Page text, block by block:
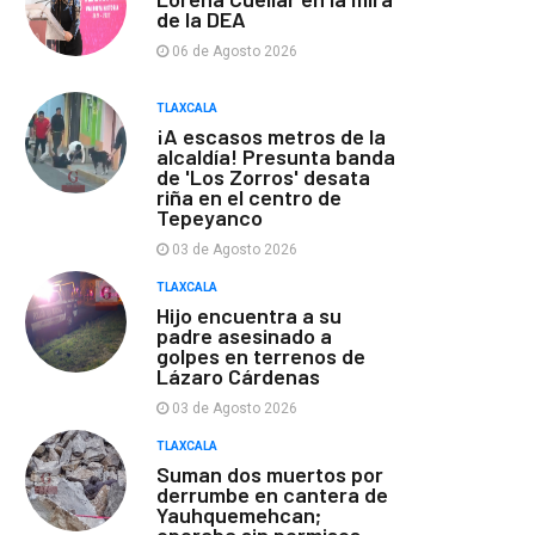
de la DEA
06 de Agosto 2026
TLAXCALA
¡A escasos metros de la
alcaldía! Presunta banda
de 'Los Zorros' desata
riña en el centro de
Tepeyanco
03 de Agosto 2026
TLAXCALA
Hijo encuentra a su
padre asesinado a
golpes en terrenos de
Lázaro Cárdenas
03 de Agosto 2026
TLAXCALA
Suman dos muertos por
derrumbe en cantera de
Yauhquemehcan;